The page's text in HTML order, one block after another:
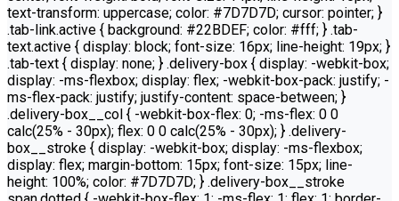
text-transform: uppercase; color: #7D7D7D; cursor: pointer; }
.tab-link.active { background: #22BDEF; color: #fff; } .tab-
text.active { display: block; font-size: 16px; line-height: 19px; }
.tab-text { display: none; } .delivery-box { display: -webkit-box;
display: -ms-flexbox; display: flex; -webkit-box-pack: justify; -
ms-flex-pack: justify; justify-content: space-between; }
.delivery-box__col { -webkit-box-flex: 0; -ms-flex: 0 0
calc(25% - 30px); flex: 0 0 calc(25% - 30px); } .delivery-
box__stroke { display: -webkit-box; display: -ms-flexbox;
display: flex; margin-bottom: 15px; font-size: 15px; line-
height: 100%; color: #7D7D7D; } .delivery-box__stroke